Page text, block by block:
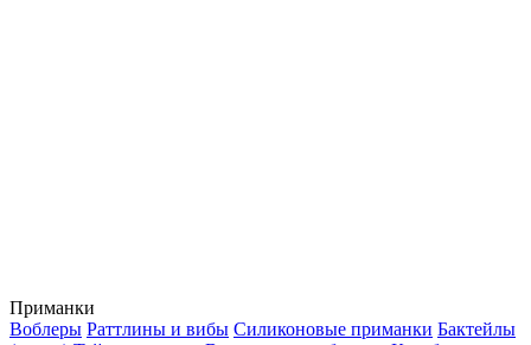
Приманки
Воблеры Раттлины и вибы Силиконовые приманки Бактейлы